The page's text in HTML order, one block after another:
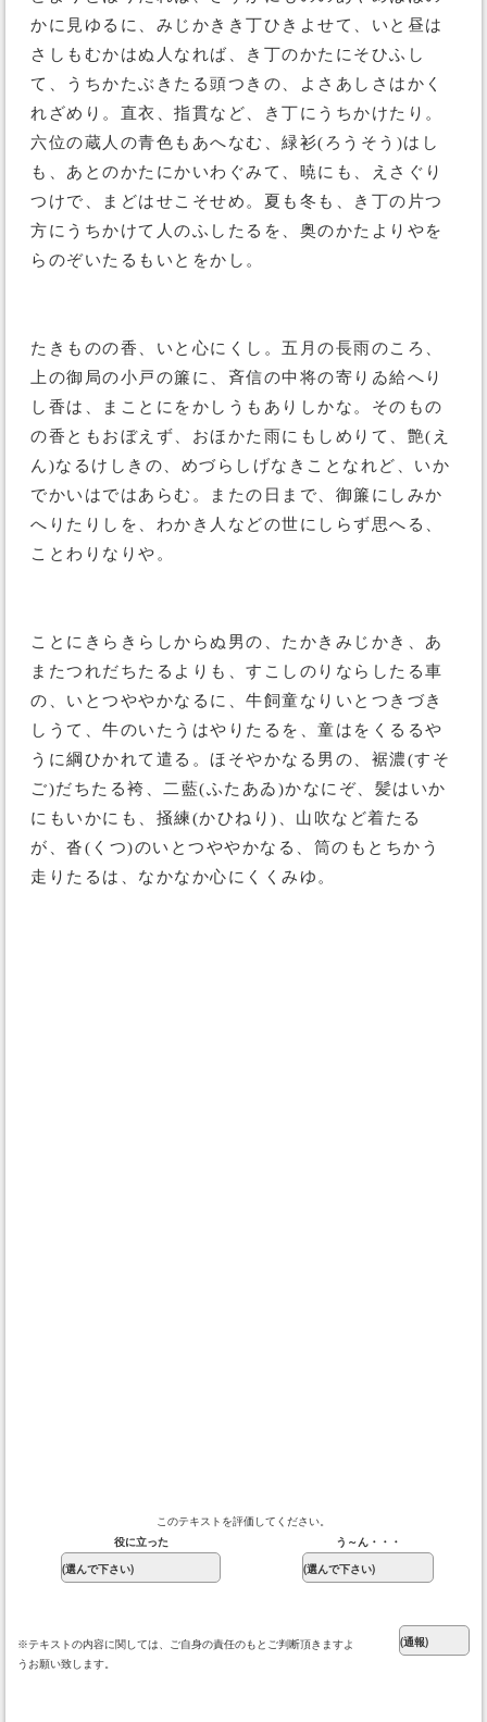
かに見ゆるに、みじかきき丁ひきよせて、いと昼は
さしもむかはぬ人なれば、き丁のかたにそひふし
て、うちかたぶきたる頭つきの、よさあしさはかく
れざめり。直衣、指貫など、き丁にうちかけたり。
六位の蔵人の青色もあへなむ、緑衫(ろうそう)はし
も、あとのかたにかいわぐみて、暁にも、えさぐり
つけで、まどはせこそせめ。夏も冬も、き丁の片つ
方にうちかけて人のふしたるを、奥のかたよりやを
らのぞいたるもいとをかし。
たきものの香、いと心にくし。五月の長雨のころ、
上の御局の小戸の簾に、斉信の中将の寄りゐ給へり
し香は、まことにをかしうもありしかな。そのもの
の香ともおぼえず、おほかた雨にもしめりて、艶(え
ん)なるけしきの、めづらしげなきことなれど、いか
でかいはではあらむ。またの日まで、御簾にしみか
へりたりしを、わかき人などの世にしらず思へる、
ことわりなりや。
ことにきらきらしからぬ男の、たかきみじかき、あ
またつれだちたるよりも、すこしのりならしたる車
の、いとつややかなるに、牛飼童なりいとつきづき
しうて、牛のいたうはやりたるを、童はをくるるや
うに綱ひかれて遣る。ほそやかなる男の、裾濃(すそ
ご)だちたる袴、二藍(ふたあゐ)かなにぞ、髪はいか
にもいかにも、掻練(かひねり)、山吹など着たる
が、沓(くつ)のいとつややかなる、筒のもとちかう
走りたるは、なかなか心にくくみゆ。
このテキストを評価してください。
役に立った
う～ん・・・
※テキストの内容に関しては、ご自身の責任のもとご判断頂きますよ
うお願い致します。